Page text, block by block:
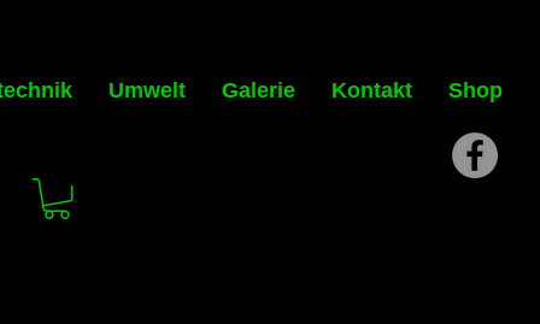
Umwelt Galerie Kontakt Shop